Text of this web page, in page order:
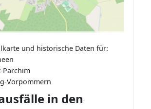
und historische Daten für:
Parchim
Vorpommern
in den